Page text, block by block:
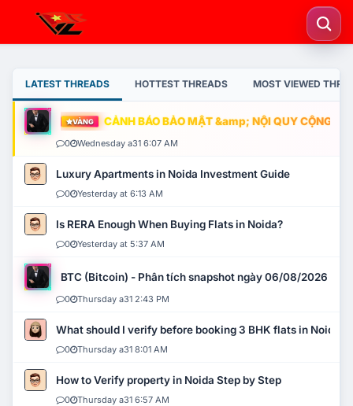
LATEST THREADS HOTTEST THREADS MOST VIEWED
VÀNG CẢNH BÁO BẢO MẬT &amp; NỘI QUY CỘNG
0 Wednesday a31 6:07 AM
Luxury Apartments in Noida Investment Guide
0 Yesterday at 6:13 AM
Is RERA Enough When Buying Flats in Noida?
0 Yesterday at 5:37 AM
BTC (Bitcoin) - Phân tích snapshot ngày 06/08/2026
0 Thursday a31 2:43 PM
What should I verify before booking 3 BHK flats in Noida?
0 Thursday a31 8:01 AM
How to Verify property in Noida Step by Step
0 Thursday a31 6:57 AM